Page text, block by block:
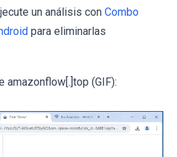
un análisis con Combo
para eliminarlas
(GIF):